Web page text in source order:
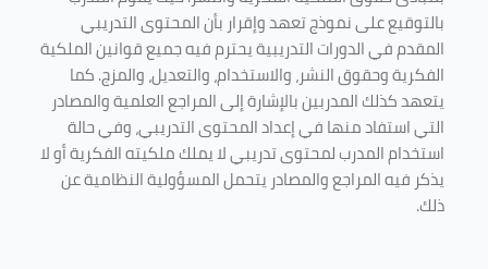
بالتوقيع على نموذج تعهد وإقرار بأن المحتوى التدريبي
المقدم في الدورات التدريبية يحترم فيه جميع قوانين الملكية
الفكرية وحقوق النشر، والاستخدام، والتعديل، والمزج. كما
يتعهد كذلك المدربين بالإشارة إلى المراجع العلمية والمصادر
التي استفاد منها في إعداد المحتوى التدريبي، وفي حالة
استخدام المدرب لمحتوى تدريبي لا يملك ملكيته الفكرية أو لا
يذكر فيه المراجع والمصادر يتحمل المسؤولية النظامية عن
ذلك.